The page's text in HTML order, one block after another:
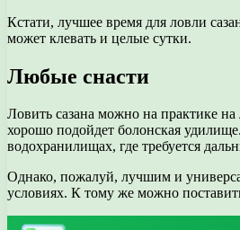
Кстати, лучшее время для ловли
может клевать и целые сутки.
Любые снасти
Ловить сазана можно на практике
хорошо подойдет болонская
водохранилищах, где требуется
Однако, пожалуй, лучшим и
условиях. К тому же можно